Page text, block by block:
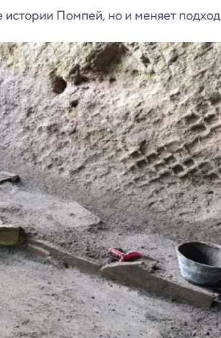
истории Помпей, но и меняет подход